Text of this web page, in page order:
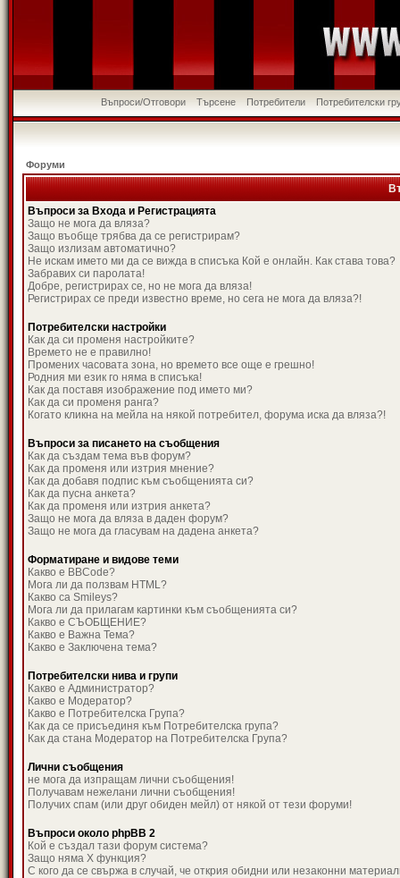
Въпроси/Отговори Търсене Потребители Потребителски
Форуми
Въпроси за Входа и Регистрацията
Защо не мога да вляза?
Защо въобще трябва да се регистрирам?
Защо излизам автоматично?
Не искам името ми да се вижда в списъка Кой е онлайн. Как става това?
Забравих си паролата!
Добре, регистрирах се, но не мога да вляза!
Регистрирах се преди известно време, но сега не мога да вляза?!
Потребителски настройки
Как да си променя настройките?
Времето не е правилно!
Промених часовата зона, но времето все още е грешно!
Родния ми език го няма в списъка!
Как да поставя изображение под името ми?
Как да си променя ранга?
Когато кликна на мейла на някой потребител, форума иска да вляза?!
Въпроси за писането на съобщения
Как да създам тема във форум?
Как да променя или изтрия мнение?
Как да добавя подпис към съобщенията си?
Как да пусна анкета?
Как да променя или изтрия анкета?
Защо не мога да вляза в даден форум?
Защо не мога да гласувам на дадена анкета?
Форматиране и видове теми
Какво е BBCode?
Мога ли да ползвам HTML?
Какво са Smileys?
Мога ли да прилагам картинки към съобщенията си?
Какво е СЪОБЩЕНИЕ?
Какво е Важна Тема?
Какво е Заключена тема?
Потребителски нива и групи
Какво е Администратор?
Какво е Модератор?
Какво е Потребителска Група?
Как да се присъединя към Потребителска група?
Как да стана Модератор на Потребителска Група?
Лични съобщения
не мога да изпращам лични съобщения!
Получавам нежелани лични съобщения!
Получих спам (или друг обиден мейл) от някой от тези форуми!
Въпроси около phpBB 2
Кой е създал тази форум система?
Защо няма X функция?
С кого да се свържа в случай, че открия обидни или незаконни